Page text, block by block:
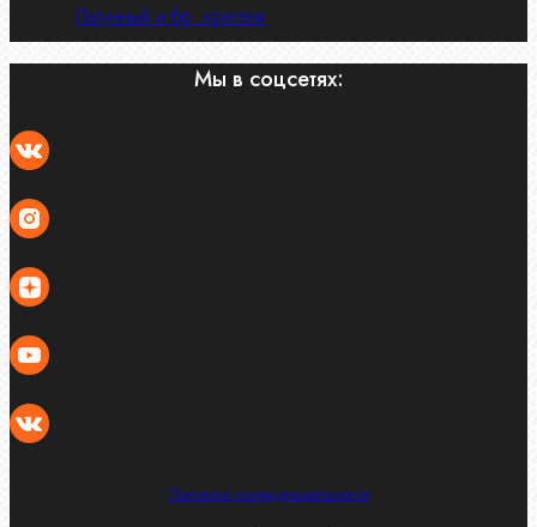
Латунный и бр. крепеж
Мы в соцсетях:
Политика конфиденциальности